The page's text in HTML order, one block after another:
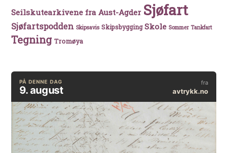
Seilskutearkivene fra Aust-Agder Sjøfart
Sjøfartspodden Skipsavis Skipsbygging Skole Sommer Tankfart
Tegning Tromøya